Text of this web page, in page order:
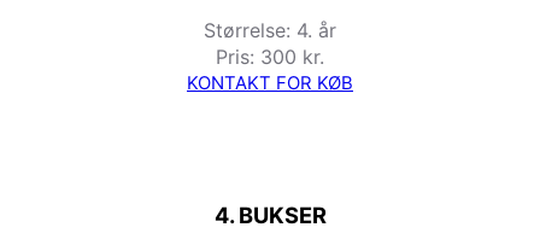
Størrelse: 4. år
Pris: 300 kr.
KONTAKT FOR KØB
4. BUKSER